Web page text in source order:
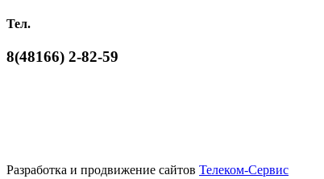
Тел.
8(48166) 2-82-59
Разработка и продвижение сайтов Телеком-Сервис